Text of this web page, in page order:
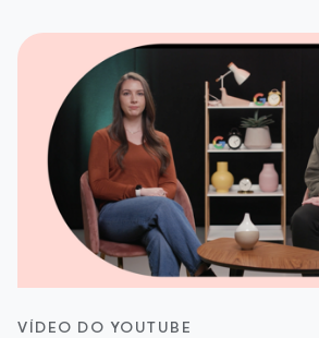
VÍDEO DO YOUTUBE